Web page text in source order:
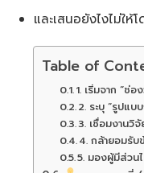
และเสนอยังไงไม่ให้
Table of
1. เริ่มจาก “ช่
2. ระบุ “รูปแ
3. เชื่อมงานวิ
4. กล้ายอมรับ
5. มองผู้มีส่วน